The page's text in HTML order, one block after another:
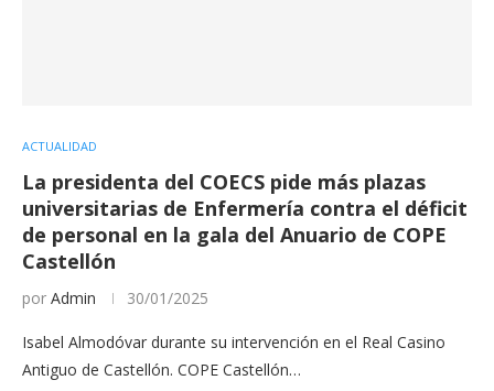
ACTUALIDAD
La presidenta del COECS pide más plazas
universitarias de Enfermería contra el déficit
de personal en la gala del Anuario de COPE
Castellón
por Admin 30/01/2025
Isabel Almodóvar durante su intervención en el Real Casino
Antiguo de Castellón. COPE Castellón…